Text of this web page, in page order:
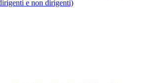
e non dirigenti)